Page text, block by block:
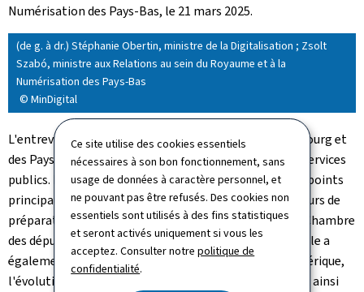
Ce site utilise des cookies essentiels
nécessaires à son bon fonctionnement, sans
usage de données à caractère personnel, et
ne pouvant pas être refusés. Des cookies non
essentiels sont utilisés à des fins statistiques
et seront activés uniquement si vous les
acceptez. Consulter notrepolitique de
confidentialité.
Numérisation des Pays-Bas, le 21 mars 2025.
(de g. à dr.) Stéphanie Obertin, ministre de la Digitalisation ; Zsolt
Szabó, ministre aux Relations au sein du Royaume et à la
Numérisation des Pays-Bas
© MinDigital
L'entrevue a porté sur les développements du Luxembourg et
des Pays-Bas dans le domaine de la digitalisation des services
publics. La ministre de la Digitalisation a présenté les points
principaux de la stratégie nationale des données en cours de
préparation ainsi que le projet de loi 8395 déposé à la Chambre
des députés portant sur la valorisation des données. Elle a
également abordé la stratégie du gouvernement numérique,
l'évolution des plateformes Guichet.lu et MyGuichet.lu ainsi